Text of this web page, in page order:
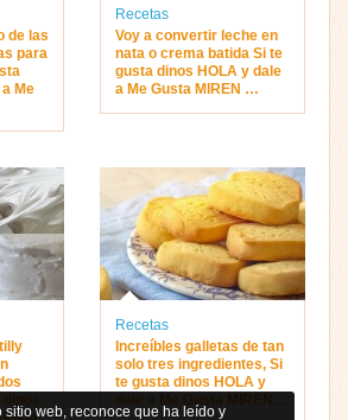
de las
para
Me
Recetas
Voy a convertir leche en
nata o crema batida Si te
gusta dinos HOLA y dale
a Me Gusta MIREN …
Recetas
Increíbles galletas de tan
solo tres ingredientes, Si
te gusta dinos HOLA y
sitio web, reconoce que ha leído y